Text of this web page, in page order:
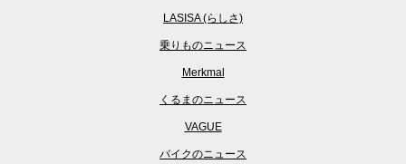
LASISA (らしさ)
乗りものニュース
Merkmal
くるまのニュース
VAGUE
バイクのニュース